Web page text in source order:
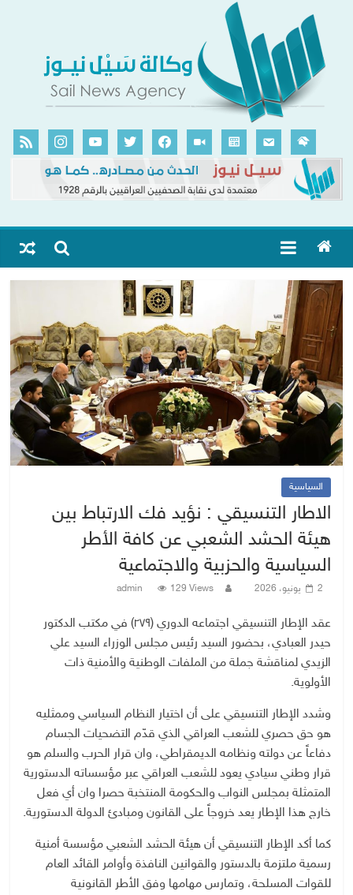
السياسية
الاطار التنسيقي : نؤيد فك الارتباط بين
هيئة الحشد الشعبي عن كافة الأطر
السياسية والحزبية والاجتماعية
2 يونيو، 2026 admin 129 Views
عقد الإطار التنسيقي اجتماعه الدوري (٢٧٩) في مكتب الدكتور
حيدر العبادي، بحضور السيد رئيس مجلس الوزراء السيد علي
الزيدي لمناقشة جملة من الملفات الوطنية والأمنية ذات
الأولوية.
وشدد الإطار التنسيقي على أن اختيار النظام السياسي وممثليه
هو حق حصري للشعب العراقي الذي قدّم التضحيات الجسام
دفاعاً عن دولته ونظامه الديمقراطي، وان قرار الحرب والسلم هو
قرار وطني سيادي يعود للشعب العراقي عبر مؤسساته الدستورية
المتمثلة بمجلس النواب والحكومة المنتخبة حصرا وان أي فعل
خارج هذا الإطار يعد خروجاً على القانون ومبادئ الدولة الدستورية.
كما أكد الإطار التنسيقي أن هيئة الحشد الشعبي مؤسسة أمنية
رسمية ملتزمة بالدستور والقوانين النافذة وأوامر القائد العام
للقوات المسلحة، وتمارس مهامها وفق الأطر القانونية